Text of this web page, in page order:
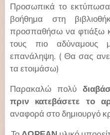
Προσωπικά το
βοήθημα στη
προσπαθήσω να φτιάξω
τους πιο αδύναμους
επανάληψη. ( Θα σας
τα ετοιμάσω)
Παρακαλώ πολύ
πριν κατεβάσετε το
αναφορά στο δημιουργό